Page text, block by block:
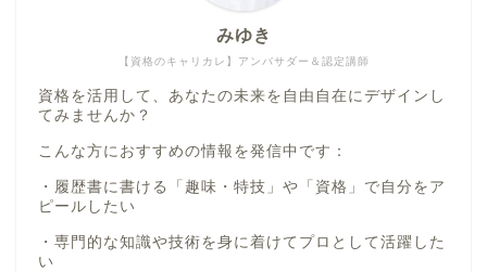
【資格のキャリカレ】アンバサダー＆認定講師
みゆき
資格を活用して、あなたの未来を自由自在にデザインし
てみませんか？
こんな方におすすめの情報を発信中です：
・履歴書に書ける「趣味・特技」や「資格」で自分をア
ピールしたい
・専門的な知識や技術を身に着けてプロとして活躍した
い